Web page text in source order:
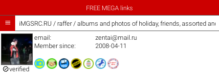
FREE MEGA links
 iMGSRC.RU / raffer / albums and photos of holiday, friends, assorted
verified
email:
zentai@mail.ru
Member since:
2008-04-11